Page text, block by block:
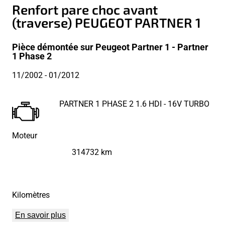
Renfort pare choc avant
(traverse) PEUGEOT PARTNER 1
Pièce démontée sur Peugeot Partner 1 - Partner
1 Phase 2
11/2002 - 01/2012
Moteur
PARTNER 1 PHASE 2 1.6 HDI - 16V TURBO
Kilomètres
314732 km
En savoir plus